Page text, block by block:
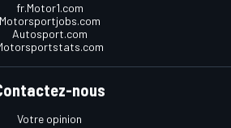
fr.Motor1.com
Motorsportjobs.com
Autosport.com
nous
Votre opinion